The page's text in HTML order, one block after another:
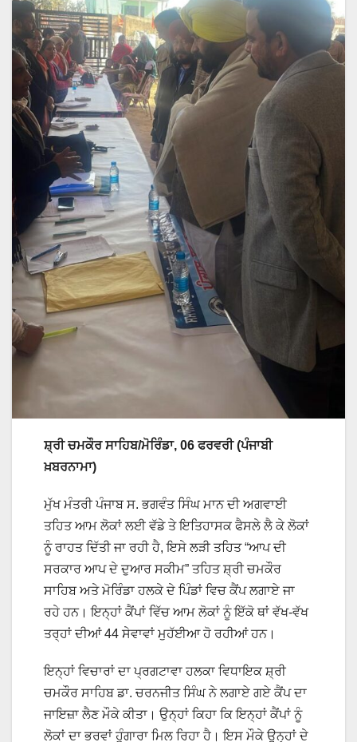
ਸ਼੍ਰੀ ਚਮਕੌਰ ਸਾਹਿਬ/ਮੋਰਿੰਡਾ, 06 ਫਰਵਰੀ (ਪੰਜਾਬੀ
ਖ਼ਬਰਨਾਮਾ)
ਮੁੱਖ ਮੰਤਰੀ ਪੰਜਾਬ ਸ. ਭਗਵੰਤ ਸਿੰਘ ਮਾਨ ਦੀ ਅਗਵਾਈ
ਤਹਿਤ ਆਮ ਲੋਕਾਂ ਲਈ ਵੱਡੇ ਤੇ ਇਤਿਹਾਸਕ ਫੈਸਲੇ ਲੈ ਕੇ ਲੋਕਾਂ
ਨੂੰ ਰਾਹਤ ਦਿੱਤੀ ਜਾ ਰਹੀ ਹੈ, ਇਸੇ ਲੜੀ ਤਹਿਤ “ਆਪ ਦੀ
ਸਰਕਾਰ ਆਪ ਦੇ ਦੁਆਰ ਸਕੀਮ” ਤਹਿਤ ਸ਼੍ਰੀ ਚਮਕੌਰ
ਸਾਹਿਬ ਅਤੇ ਮੋਰਿੰਡਾ ਹਲਕੇ ਦੇ ਪਿੰਡਾਂ ਵਿਚ ਕੈਂਪ ਲਗਾਏ ਜਾ
ਰਹੇ ਹਨ। ਇਨ੍ਹਾਂ ਕੈਂਪਾਂ ਵਿੱਚ ਆਮ ਲੋਕਾਂ ਨੂੰ ਇੱਕੋ ਥਾਂ ਵੱਖ-ਵੱਖ
ਤਰ੍ਹਾਂ ਦੀਆਂ 44 ਸੇਵਾਵਾਂ ਮੁਹੱਈਆ ਹੋ ਰਹੀਆਂ ਹਨ।
ਇਨ੍ਹਾਂ ਵਿਚਾਰਾਂ ਦਾ ਪ੍ਰਗਟਾਵਾ ਹਲਕਾ ਵਿਧਾਇਕ ਸ਼੍ਰੀ
ਚਮਕੌਰ ਸਾਹਿਬ ਡਾ. ਚਰਨਜੀਤ ਸਿੰਘ ਨੇ ਲਗਾਏ ਗਏ ਕੈਂਪ ਦਾ
ਜਾਇਜ਼ਾ ਲੈਣ ਮੌਕੇ ਕੀਤਾ। ਉਨ੍ਹਾਂ ਕਿਹਾ ਕਿ ਇਨ੍ਹਾਂ ਕੈਂਪਾਂ ਨੂੰ
ਲੋਕਾਂ ਦਾ ਭਰਵਾਂ ਹੂੰਗਾਰਾ ਮਿਲ ਰਿਹਾ ਹੈ। ਇਸ ਮੌਕੇ ਉਨ੍ਹਾਂ ਦੇ